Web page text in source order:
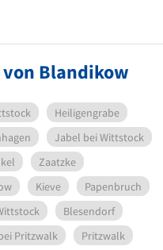
Blandikow
Heiligengrabe
Jabel bei Wittstock
Zaatzke
Kieve
Papenbruch
Blesendorf
Pritzwalk
Pritzwalk